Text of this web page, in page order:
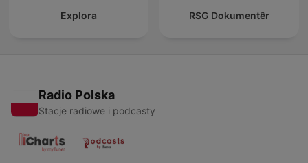
Explora RSG Dokumentêr
Radio Polska
Stacje radiowe i podcasty